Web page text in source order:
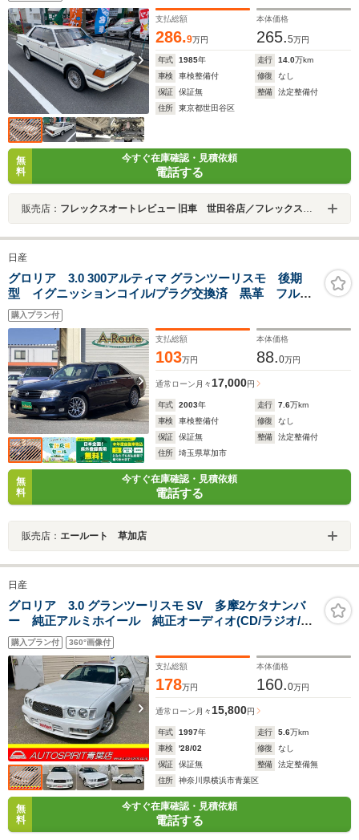
支払総額
286.9万円
本体価格
265.5万円
年式 1985年 走行 14.0万km
車検
車検整備付 修復
なし
保証
保証無 整備
法定整備付
住所
東京都世田谷区
無
料
今すぐ在庫確認・見積依頼
電話する
販売店： フレックスオートレビュー 旧車 世田谷店／フレックスオートレビュー株式会社
日産
グロリア 3.0 300アルティマ グランツーリスモ 後期
型 イグニッションコイル/プラグ交換済 黒革 フルエ
アロ V6ターボ 地デジTV TVキット 純正DVDナビ
社外17アルミ キーレス MTモード付AT フロントパワ
ーシート HID 革巻ハンドル
購入プラン付
支払総額
103万円
本体価格
88.0万円
通常ローン 月々17,000円
年式 2003年 走行 7.6万km
車検
車検整備付 修復
なし
保証
保証無 整備
法定整備付
住所
埼玉県草加市
無
料
今すぐ在庫確認・見積依頼
電話する
販売店： エールート 草加店
日産
グロリア 3.0 グランツーリスモ SV 多摩2ケタナンバ
ー 純正アルミホイール 純正オーディオ(CD/ラジオ/カ
セット) サンルーフ 運転席パワーシート オートライ
ト タワーバー(フロント)
購入プラン付 360°画像付
支払総額
178万円
本体価格
160.0万円
通常ローン 月々15,800円
年式 1997年 走行 5.6万km
車検
'28/02 修復
なし
保証
保証無 整備
法定整備無
住所
神奈川県横浜市青葉区
無
料
今すぐ在庫確認・見積依頼
電話する